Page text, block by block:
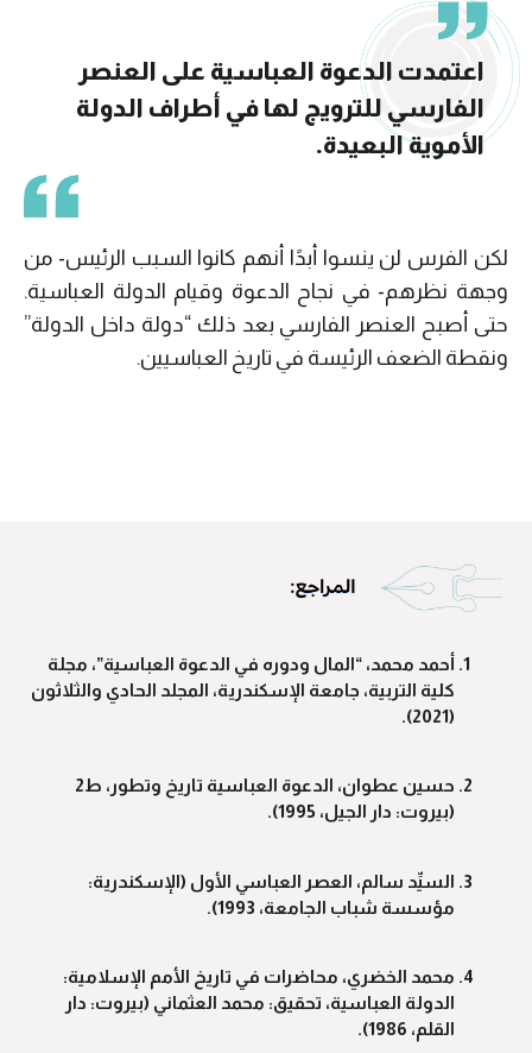
اعتمدت الدعوة العباسية على العنصر
الفارسي للترويج لها في أطراف الدولة
الأموية البعيدة.
لكن الفرس لن ينسوا أبدًا أنهم كانوا السبب الرئيس- من
وجهة نظرهم- في نجاح الدعوة وقيام الدولة العباسية.
حتى أصبح العنصر الفارسي بعد ذلك “دولة داخل الدولة”
ونقطة الضعف الرئيسة في تاريخ العباسيين.
أحمد محمد، “المال ودوره في الدعوة العباسية”، مجلة
كلية التربية، جامعة الإسكندرية، المجلد الحادي والثلاثون
(2021).
حسين عطوان، الدعوة العباسية تاريخ وتطور، ط2
(بيروت: دار الجيل، 1995).
السيِّد سالم، العصر العباسي الأول (الإسكندرية:
مؤسسة شباب الجامعة، 1993).
محمد الخضري، محاضرات في تاريخ الأمم الإسلامية:
الدولة العباسية، تحقيق: محمد العثماني (بيروت: دار
القلم، 1986).